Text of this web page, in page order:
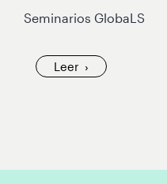
Seminarios GlobaLS
Leer